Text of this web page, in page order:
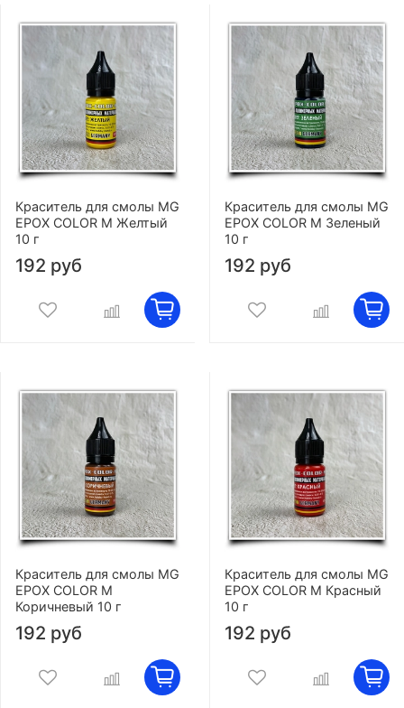
Краситель для смолы MG
EPOX COLOR M Желтый
10 г
192 руб
Краситель для смолы MG
EPOX COLOR M Зеленый
10 г
192 руб
Краситель для смолы MG
EPOX COLOR M
Коричневый 10 г
192 руб
Краситель для смолы MG
EPOX COLOR M Красный
10 г
192 руб